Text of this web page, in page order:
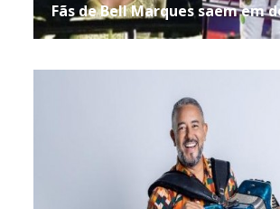
Fãs de Bell Marques saem em